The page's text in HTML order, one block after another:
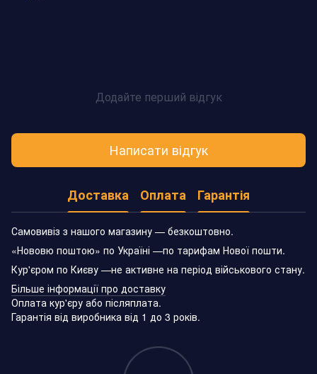
Додайте перший відгук
Написати відгук
Доставка Оплата Гарантія
Самовивіз з нашого магазину — безкоштовно.
«Нововю поштою» по Україні —по тарифам Нової пошти.
Кур'єром по Києву —не активне на період військового стану.
Більше інформації про доставку
Оплата кур'єру або післяплата.
Гарантія від виробника від 1 до 3 років.